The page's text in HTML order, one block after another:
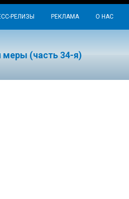
РЕЛИЗЫ РЕКЛАМА О НАС
меры (часть 34-я)